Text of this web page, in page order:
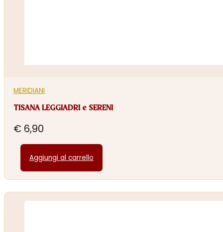
MERIDIANI
TISANA LEGGIADRI e SERENI
€ 6,90
Aggiungi al carrello